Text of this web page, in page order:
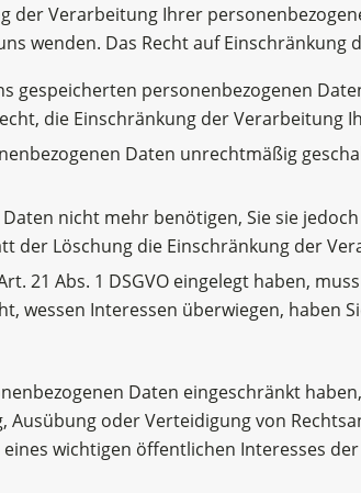
der Verarbeitung Ihrer
wenden. Das Recht auf
gespeicherten personenbezogenen
die Einschränkung der Verarbeitung
Daten unrechtmäßig
nicht mehr benötigen, Sie sie
der Löschung die Einschränkung der
21 Abs. 1 DSGVO eingelegt haben,
wessen Interessen überwiegen, haben
Daten eingeschränkt
Ausübung oder Verteidigung von
wichtigen öffentlichen Interesses